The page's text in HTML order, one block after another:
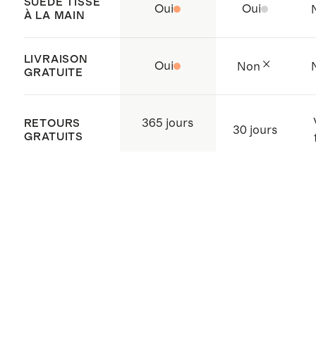
SUÈDE TISSÉ
À LA MAIN
Oui Oui
LIVRAISON
GRATUITE
Oui Non
RETOURS
GRATUITS
365 jours
30 jours